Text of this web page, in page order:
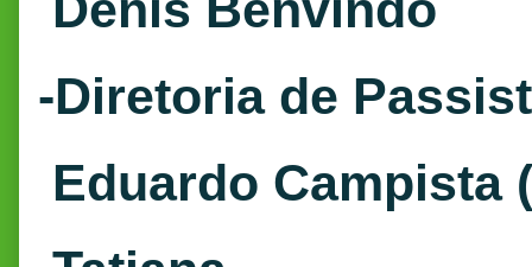
-Diretoria de
Eduardo Campista